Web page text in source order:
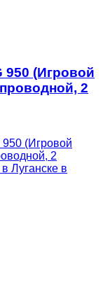
950 (Игровой
2